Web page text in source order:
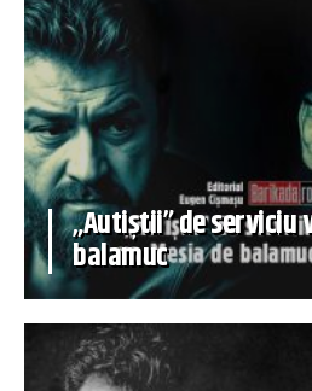
„Autiștii” de serviciu
balamuc